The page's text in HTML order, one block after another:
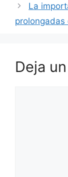
La
Deja